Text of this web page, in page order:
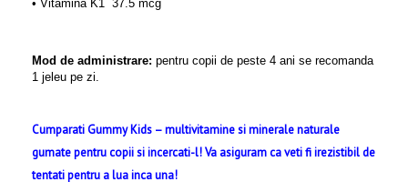
• Vitamina K1 37.5 mcg
Mod de administrare: pentru copii de peste 4 ani se recomanda
1 jeleu pe zi.
Cumparati Gummy Kids – multivitamine si minerale naturale
gumate pentru copii si incercati-l! Va asiguram ca veti fi irezistibil de
tentati pentru a lua inca una!